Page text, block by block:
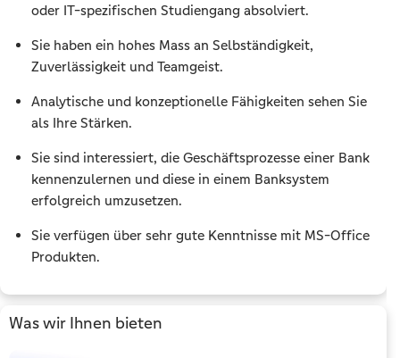
oder IT-spezifischen Studiengang absolviert.
Sie haben ein hohes Mass an Selbständigkeit,
Zuverlässigkeit und Teamgeist.
Analytische und konzeptionelle Fähigkeiten sehen Sie
als Ihre Stärken.
Sie sind interessiert, die Geschäftsprozesse einer Bank
kennenzulernen und diese in einem Banksystem
erfolgreich umzusetzen.
Sie verfügen über sehr gute Kenntnisse mit MS-Office
Produkten.
Was wir Ihnen bieten